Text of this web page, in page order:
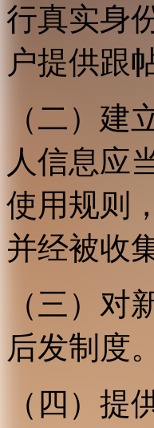
行真实身
户提供跟
（二）
人信息应
使用规则
并经被收
（三）
后发制度。
（四）提